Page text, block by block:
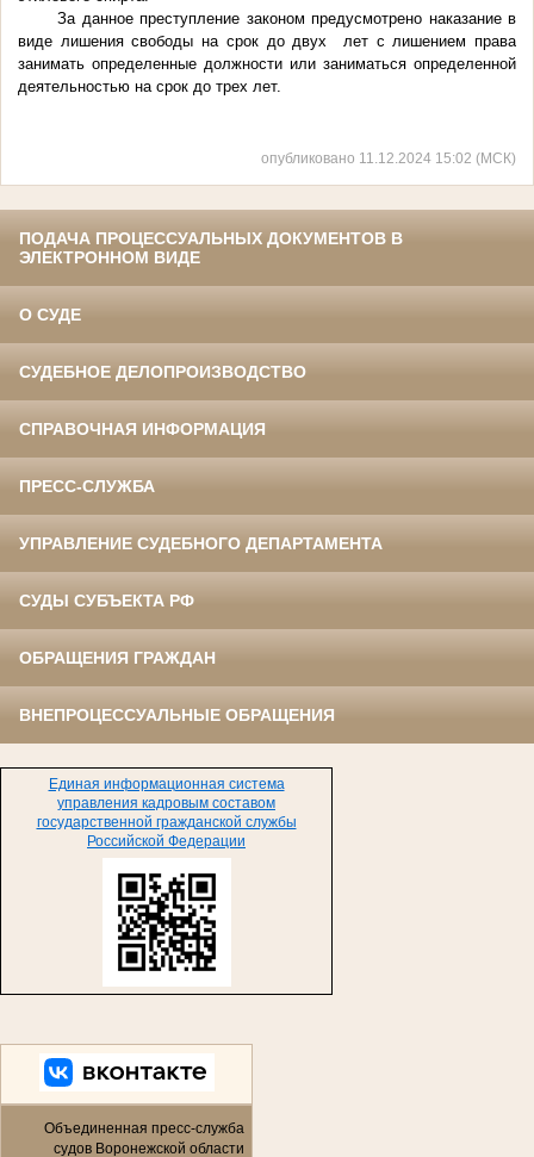
За данное преступление законом предусмотрено наказание в
виде лишения свободы на срок до двух лет с лишением права
занимать определенные должности или заниматься определенной
деятельностью на срок до трех лет.
опубликовано 11.12.2024 15:02 (МСК)
ПОДАЧА ПРОЦЕССУАЛЬНЫХ ДОКУМЕНТОВ В
ЭЛЕКТРОННОМ ВИДЕ
О СУДЕ
СУДЕБНОЕ ДЕЛОПРОИЗВОДСТВО
СПРАВОЧНАЯ ИНФОРМАЦИЯ
ПРЕСС-СЛУЖБА
УПРАВЛЕНИЕ СУДЕБНОГО ДЕПАРТАМЕНТА
СУДЫ СУБЪЕКТА РФ
ОБРАЩЕНИЯ ГРАЖДАН
ВНЕПРОЦЕССУАЛЬНЫЕ ОБРАЩЕНИЯ
Единая информационная система
управления кадровым составом
государственной гражданской службы
Российской Федерации
Объединенная пресс-служба
судов Воронежской области